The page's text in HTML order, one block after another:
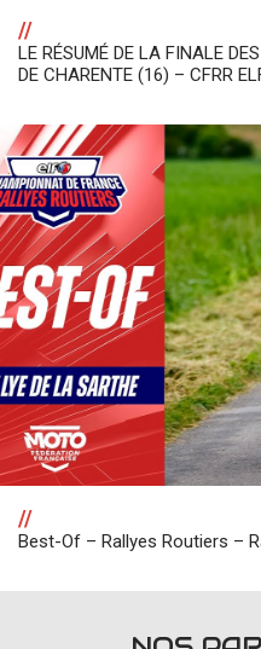
//
LE RÉSUMÉ DE LA FINALE
DE CHARENTE (16) – CFRR
//
Best-Of – Rallyes Routiers –